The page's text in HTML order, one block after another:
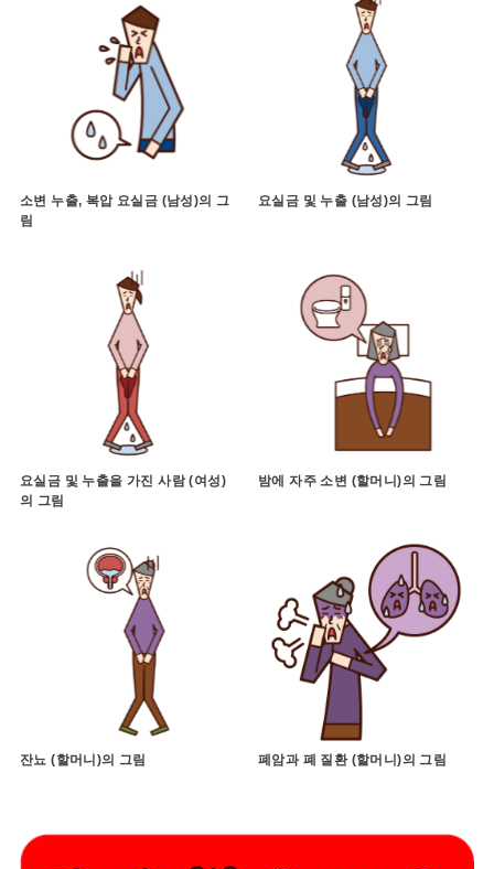
소변 누출, 복압 요실금 (남성)의 그
림
요실금 및 누출 (남성)의 그림
요실금 및 누출을 가진 사람 (여성)
의 그림
밤에 자주 소변 (할머니)의 그림
잔뇨 (할머니)의 그림 폐암과 폐 질환 (할머니)의 그림